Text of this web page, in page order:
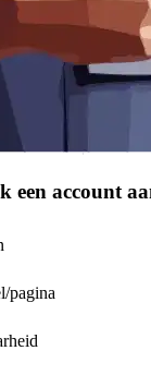
een account
pagina